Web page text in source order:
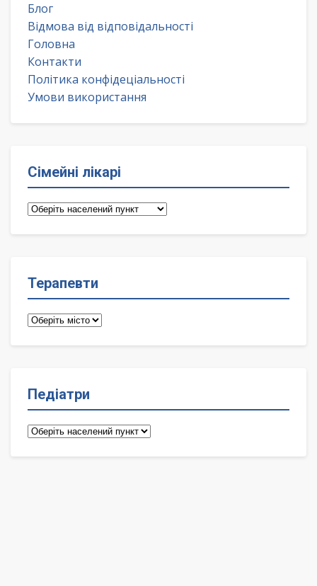
Блог
Відмова від відповідальності
Головна
Контакти
Політика конфідеціальності
Умови використання
Сімейні лікарі
Сімейні
Терапевти
Терапевти
Педіатри
Педіатри